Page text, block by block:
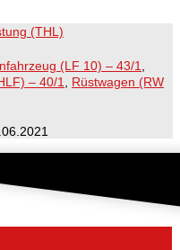
(THL)
(LF 10) – 43/1
– 40/1
Rüstwagen (RW